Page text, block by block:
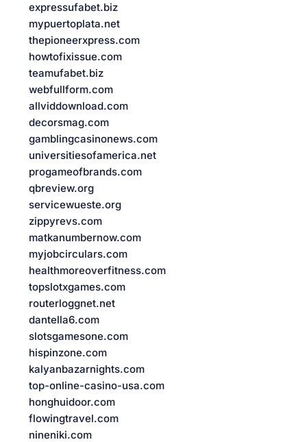
expressufabet.biz
mypuertoplata.net
thepioneerxpress.com
howtofixissue.com
teamufabet.biz
webfullform.com
allviddownload.com
decorsmag.com
gamblingcasinonews.com
universitiesofamerica.net
progameofbrands.com
qbreview.org
servicewueste.org
zippyrevs.com
matkanumbernow.com
myjobcirculars.com
healthmoreoverfitness.com
topslotxgames.com
routerloggnet.net
dantella6.com
slotsgamesone.com
hispinzone.com
kalyanbazarnights.com
top-online-casino-usa.com
honghuidoor.com
flowingtravel.com
nineniki.com